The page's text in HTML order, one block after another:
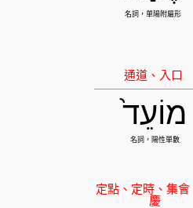
מוֹעֵד֙